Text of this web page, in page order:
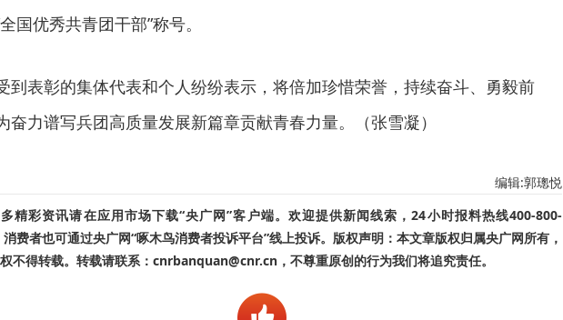
国优秀共青团干部”称号。
到表彰的集体代表和个人纷纷表示，将倍加珍惜荣誉，持续奋斗、勇毅前
奋力谱写兵团高质量发展新篇章贡献青春力量。（张雪凝）
编辑:郭璁悦
精彩资讯请在应用市场下载“央广网”客户端。欢迎提供新闻线索，24小时报料热线400-800-
费者也可通过央广网“啄木鸟消费者投诉平台”线上投诉。版权声明：本文章版权归属央广网所有，
不得转载。转载请联系：cnrbanquan@cnr.cn，不尊重原创的行为我们将追究责任。